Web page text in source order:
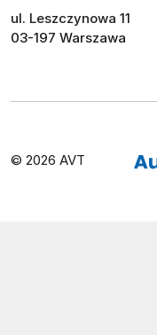
ul. Leszczynowa 11
03-197 Warszawa
© 2026 AVT